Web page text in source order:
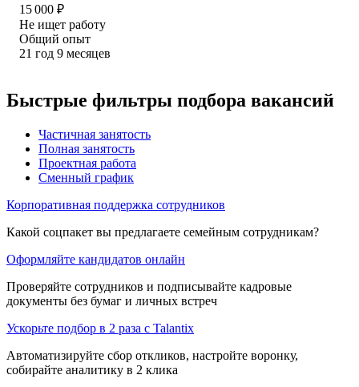
15 000 ₽
Не ищет работу
Общий опыт
21 год 9 месяцев
Быстрые фильтры подбора вакансий
Частичная занятость
Полная занятость
Проектная работа
Сменный график
Корпоративная поддержка сотрудников
Какой соцпакет вы предлагаете семейным сотрудникам?
Оформляйте кандидатов онлайн
Проверяйте сотрудников и подписывайте кадровые
документы без бумаг и личных встреч
Ускорьте подбор в 2 раза с Talantix
Автоматизируйте сбор откликов, настройте воронку,
собирайте аналитику в 2 клика